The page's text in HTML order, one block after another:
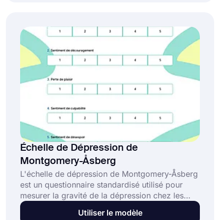
problèmes, 2 indique quelques problèmes et 3
correspond à des problèmes graves.
Échelle de Dépression de
Montgomery-Åsberg
L'échelle de dépression de Montgomery-Åsberg
est un questionnaire standardisé utilisé pour
mesurer la gravité de la dépression chez les
individus. Elle est utilisée par les professionnels
de la santé mentale pour évaluer la dépression
Utiliser le modèle